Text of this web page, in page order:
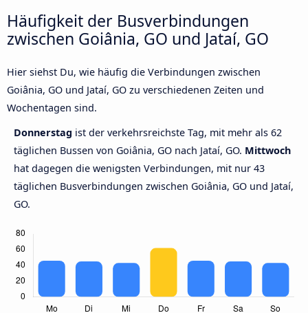
Häufigkeit der Busverbindungen
zwischen Goiânia, GO und Jataí, GO
Hier siehst Du, wie häufig die Verbindungen zwischen
Goiânia, GO und Jataí, GO zu verschiedenen Zeiten und
Wochentagen sind.
Donnerstag ist der verkehrsreichste Tag, mit mehr als 62
täglichen Bussen von Goiânia, GO nach Jataí, GO. Mittwoch
hat dagegen die wenigsten Verbindungen, mit nur 43
täglichen Busverbindungen zwischen Goiânia, GO und Jataí,
GO.